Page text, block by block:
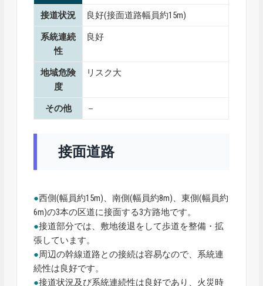
接道状況 良好(接面道路幅員約15m)
系統連続
性
良好
地域危険
度
リスク大
その他 －
接面道路
●西側(幅員約15m)、南側(幅員約8m)、東側(幅員約
6m)の3本の区道に接面する3方路地です。
●接道部分では、敷地後退をして歩道を整備・拡
張しています。
●周辺の幹線道路との接続は容易なので、系統連
続性は良好です。
●接道状況及び系統連続性は良好であり、火災時